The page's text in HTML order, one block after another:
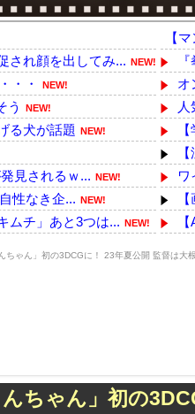
され顔を出してみ... NEW!
・・ NEW!
う NEW!
る犬が話題 NEW!
見されるｗ... NEW!
性なき企... NEW!
ムチ」あと3つは... NEW!
・・・！！
史緒里と中村麗...
戦‼
【
オ
ワ
日
【
ちゃん」初の3DCGに！ 23年夏公開 監督は大
んちゃん」初の